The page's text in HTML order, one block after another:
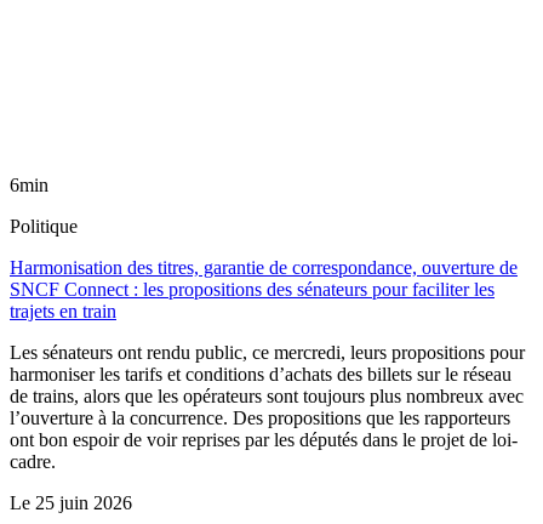
6min
Politique
Harmonisation des titres, garantie de correspondance, ouverture de
SNCF Connect : les propositions des sénateurs pour faciliter les
trajets en train
Les sénateurs ont rendu public, ce mercredi, leurs propositions pour
harmoniser les tarifs et conditions d’achats des billets sur le réseau
de trains, alors que les opérateurs sont toujours plus nombreux avec
l’ouverture à la concurrence. Des propositions que les rapporteurs
ont bon espoir de voir reprises par les députés dans le projet de loi-
cadre.
Le 25 juin 2026